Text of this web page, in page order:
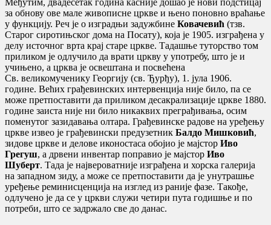
за обнову ове мале живописне цркве и њено поновно враћање
у функцију. Реч је о изградњи задужбине Ковачевић (тзв.
Старог сиротињског дома на Посату), која је 1905. изграђена у
делу источног врта крај старе цркве. Тадашње туторство том
приликом је одлучило да врати цркву у употребу, што је и
учињено, а црква је освештана и посвећена
Св. великомученику Георгију (св. Ђурђу), 1. јула 1906.
године. Већих грађевинских интервенција није било, па се
може претпоставити да приликом десакрализације цркве 1880.
године заиста није ни било никаквих преграђивања, осим
поменутог зазидавања олтара. Грађевинске радове на уређењу
цркве извео је грађевински предузетник Балдо Мишковић,
зидове цркве и делове иконостаса обојио је мајстор Иво
Грегуш, а дрвени инвентар поправио је мајстор Иво
Шуберт. Тада је највероватније изграђена и хорска галерија
на западном зиду, а може се претпоставити да је унутрашње
уређење реминисценција на изглед из раније фазе. Такође,
одлучено је да се у цркви служи четири пута годишње и по
потреби, што се задржало све до данас.